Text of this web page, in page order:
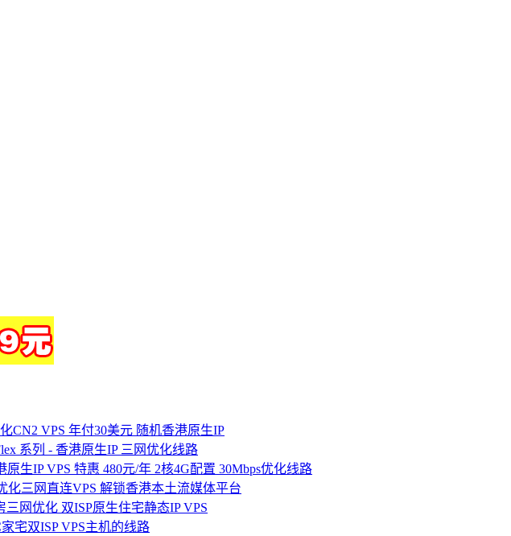
CN2 VPS 年付30美元 随机香港原生IP
系列 - 香港原生IP 三网优化线路
原生IP VPS 特惠 480元/年 2核4G配置 30Mbps优化线路
化三网直连VPS 解锁香港本土流媒体平台
网优化 双ISP原生住宅静态IP VPS
宅双ISP VPS主机的线路